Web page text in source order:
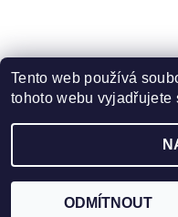
Zboží.cz | Heureka.cz
2026 ©HOT-
Tento web používá
tohoto webu
ODMÍTNOUT